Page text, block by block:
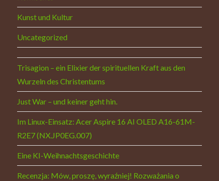
Kunst und Kultur
Uncategorized
Trisagion – ein Elixier der spirituellen Kraft aus den
Wurzeln des Christentums
Just War – und keiner geht hin.
Im Linux-Einsatz: Acer Aspire 16 AI OLED A16-61M-
R2E7 (NX.JP0EG.007)
Eine KI-Weihnachtsgeschichte
Recenzja: Mów, proszę, wyraźniej! Rozważania o